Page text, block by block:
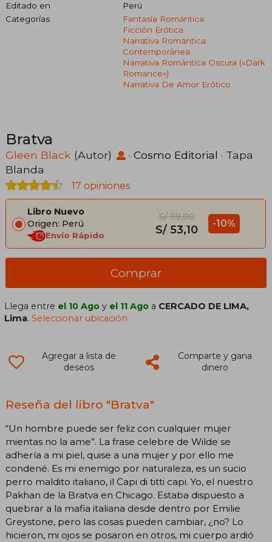
Editado en
Perú
Categorías
Fantasía Romántica
Ficción Erótica
Narrativa Romántica
Contemporánea
Narrativa Romántica Oscura («dark
Romance»)
Narrativa De Amor Erótico
Bratva
Gleen Black (Autor) · Cosmo Editorial · Tapa
Blanda
17 opiniones
Libro Nuevo
Origen: Perú
Envío Rápido
S/ 59,00
S/ 53,10 -10%
Comprar
Llega entre el 10 Ago y el 11 Ago a CERCADO DE LIMA,
Lima.Seleccionar ubicación
Agregar a lista de
deseos
Comparte y gana
dinero
Reseña del libro "Bratva"
“Un hombre puede ser feliz con cualquier mujer
mientas no la ame”. La frase celebre de Wilde se
adhería a mi piel, quise a una mujer y por ello me
condené. Es mi enemigo por naturaleza, es un sucio
perro maldito italiano, il Capi di titti capi. Yo, el nuestro
Pakhan de la Bratva en Chicago. Estaba dispuesto a
quebrar a la mafia italiana desde dentro por Emilie
Greystone, pero las cosas pueden cambiar, ¿no? Lo
hicieron, mi ojos se posaron en otros, mi cuerpo ardió